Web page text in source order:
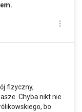
fizyczny,
Chyba nikt nie
bo